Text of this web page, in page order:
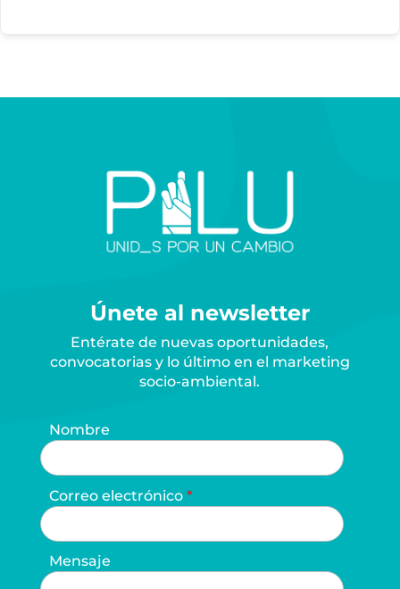
Únete al newsletter
Entérate de nuevas oportunidades,
convocatorias y lo último en el marketing
socio-ambiental.
Nombre
Correo electrónico
Mensaje